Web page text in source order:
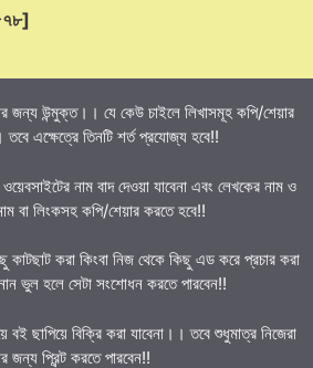
জন্য উন্মুক্ত।। যে কেউ চাইলে লিখাসমূহ কপি/শেয়ার
এক্ষেত্রে তিনটি শর্ত প্রযোজ্য হবে!!
নাম বাদ দেওয়া যাবেনা এবং লেখকের নাম ও
বা লিংকসহ কপি/শেয়ার করতে হবে!!
করা কিংবা নিজ থেকে কিছু এড করে প্রচার করা
ভুল হলে সেটা সংশোধন করতে পারবেন!!
ছাপিয়ে বিক্রি করা যাবেনা।। তবে শুধুমাত্র নিজেরা
জন্য প্রিন্ট করতে পারবেন!!